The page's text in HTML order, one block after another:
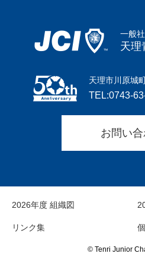
一般
天理
天理市川原城
TEL:0743-
お問い
© Tenri Junior
2026年度 組織図
リンク集